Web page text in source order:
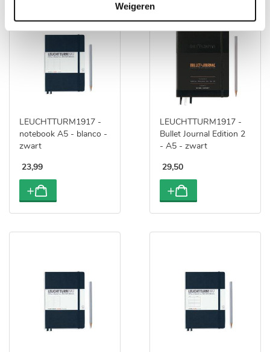
Weigeren
LEUCHTTURM1917 -
notebook A5 - blanco -
zwart
23,99
LEUCHTTURM1917 -
Bullet Journal Edition 2
- A5 - zwart
29,50